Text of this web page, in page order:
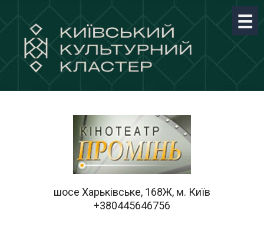
шосе Харьківське, 168Ж, м. Київ
+380445646756